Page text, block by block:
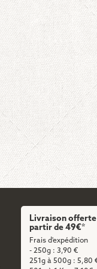
Livraison offerte
partir de 49€*
Frais d'expédition
- 250g : 3,90 €
251g à 500g : 5,80